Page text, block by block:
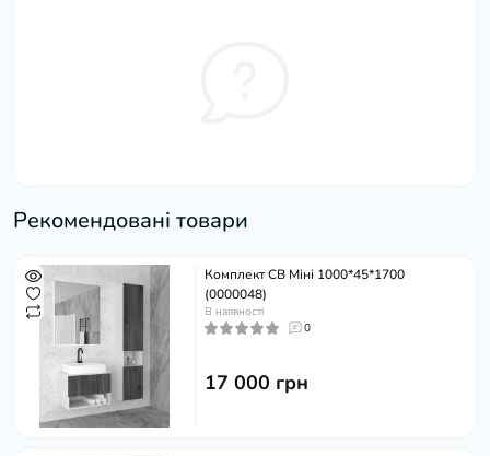
Рекомендовані товари
Комплект СВ Міні 1000*45*1700
(0000048)
В наявності
0
17 000 грн